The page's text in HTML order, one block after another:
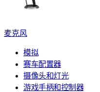
麦克风
模拟
赛车配置器
摄像头和灯光
游戏手柄和控制器